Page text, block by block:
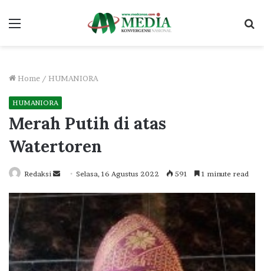
Menu
Home / HUMANIORA
HUMANIORA
Merah Putih di atas
Watertoren
Redaksi
Send
email
Selasa, 16 Agustus 2022 591 1 minute read